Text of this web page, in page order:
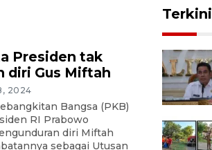
Presiden tak
diri Gus Miftah
2024
Bangsa (PKB)
RI Prabowo
diri Miftah
sebagai Utusan
Terkini